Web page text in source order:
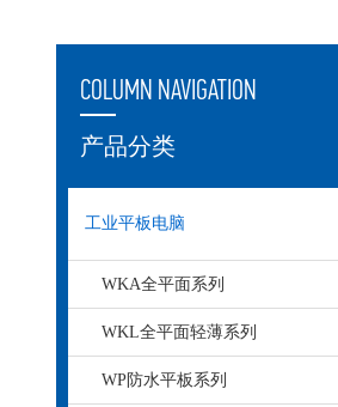
COLUMN NAVIGATION
产品分类
工业平板电脑
WKA全平面系列
WKL全平面轻薄系列
WP防水平板系列